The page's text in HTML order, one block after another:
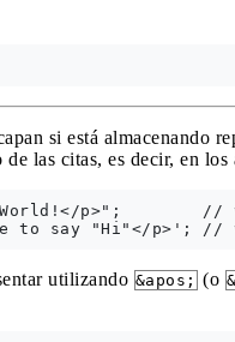
si está almacenando
las citas, es decir, en los
World!</p>";        //
utilizando &apos; (o